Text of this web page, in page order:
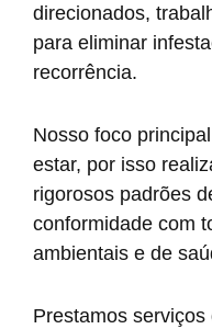
direcionados,
para eliminar
recorrência.
Nosso foco
estar, por isso
rigorosos padrões
conformidade com
ambientais e de
Prestamos